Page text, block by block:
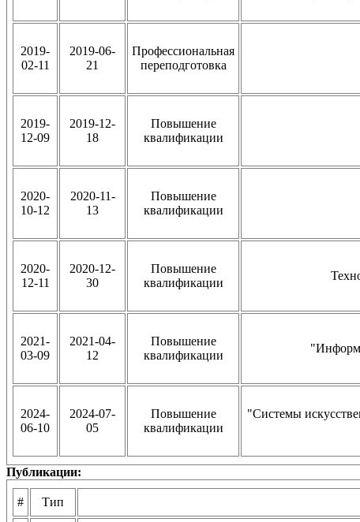
2019-
02-11
2019-06-
21
Профессиональная
переподготовка
2019-
12-09
2019-12-
18
Повышение
квалификации
2020-
10-12
2020-11-
13
Повышение
квалификации
2020-
12-11
2020-12-
30
Повышение
квалификации
2021-
03-09
2021-04-
12
Повышение
квалификации
2024-
06-10
2024-07-
05
Повышение
квалификации
"Системы
Публикации:
# Тип